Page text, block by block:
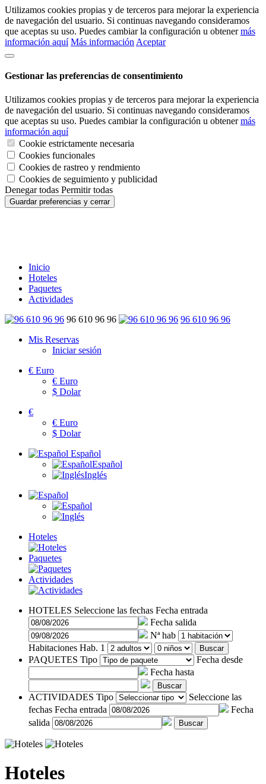
Utilizamos cookies propias y de terceros para mejorar la experiencia
de navegación del usuario. Si continuas navegando consideramos
que aceptas su uso. Puedes cambiar la configuración u obtenermás
información aquí Más información Aceptar
Gestionar las preferencias de consentimiento
Utilizamos cookies propias y de terceros para mejorar la experiencia
de navegación del usuario. Si continuas navegando consideramos
que aceptas su uso. Puedes cambiar la configuración u obtenermás
información aquí
Cookie estrictamente necesaria
Cookies funcionales
Cookies de rastreo y rendmiento
Cookies de seguimiento y publicidad
Denegar todas Permitir todas
Guardar preferencias y cerrar
Inicio
Hoteles
Paquetes
Actividades
96 610 96 96
96 610 96 96
Mis Reservas
Iniciar sesión
€ Euro
€ Euro
$ Dolar
€
€ Euro
$ Dolar
Español
Español
Inglés
Hoteles
Paquetes
Actividades
HOTELES Seleccione las fechas Fecha entrada
Fecha salida
Nª hab
Habitaciones Hab. 1 Buscar
PAQUETES Tipo
Fecha desde
Fecha hasta
Buscar
ACTIVIDADES Tipo
Seleccione las
fechas Fecha entrada
Fecha
salida
Buscar
Hoteles